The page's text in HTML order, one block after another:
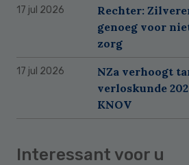
17 jul 2026
Rechter:
genoeg voor
zorg
17 jul 2026
NZa verhoogt
verloskunde
KNOV
Interessant voor u